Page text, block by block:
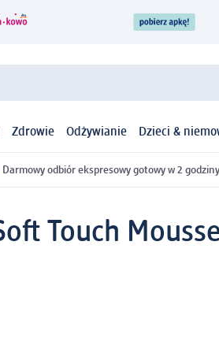
Zdrowie Odżywianie Dzieci &
Darmowy odbiór ekspresowy gotowy w 2 godziny
Touch